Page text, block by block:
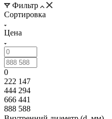
Фильтр
Сортировка
Цена
0
222 147
444 294
666 441
888 588